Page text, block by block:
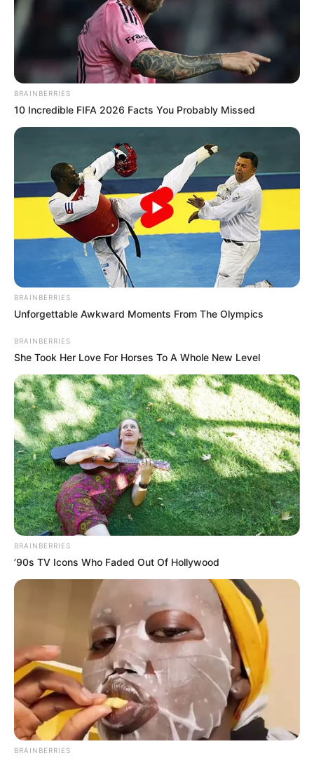
BRAINBERRIES
10 Incredible FIFA 2026 Facts You Probably Missed
BRAINBERRIES
Unforgettable Awkward Moments From The Olympics
BRAINBERRIES
She Took Her Love For Horses To A Whole New Level
BRAINBERRIES
’90s TV Icons Who Faded Out Of Hollywood
BRAINBERRIES